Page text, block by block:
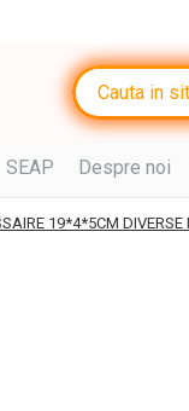
SEAP Despre noi
19*4*5CM